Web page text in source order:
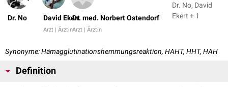
Dr. No David Ekert
Arzt | Ärztin
Dr. med. Norbert Ostendorf
Arzt | Ärztin
Dr. No, David
Ekert + 1
Synonyme: Hämagglutinationshemmungsreaktion, HAHT, HHT, HAH
Definition